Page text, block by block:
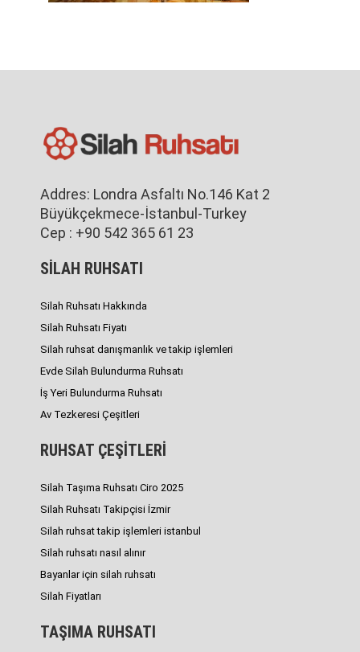
Addres: Londra Asfaltı No.146 Kat 2
Büyükçekmece-İstanbul-Turkey
Cep : +90 542 365 61 23
SİLAH RUHSATI
Silah Ruhsatı Hakkında
Silah Ruhsatı Fiyatı
Silah ruhsat danışmanlık ve takip işlemleri
Evde Silah Bulundurma Ruhsatı
İş Yeri Bulundurma Ruhsatı
Av Tezkeresi Çeşitleri
RUHSAT ÇEŞİTLERİ
Silah Taşıma Ruhsatı Ciro 2025
Silah Ruhsatı Takipçisi İzmir
Silah ruhsat takip işlemleri istanbul
Silah ruhsatı nasıl alınır
Bayanlar için silah ruhsatı
Silah Fiyatları
TAŞIMA RUHSATI